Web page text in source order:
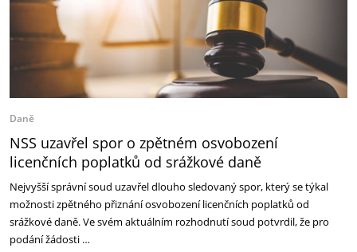
Daně
NSS uzavřel spor o zpětném osvobození
licenčních poplatků od srážkové daně
Nejvyšší správní soud uzavřel dlouho sledovaný spor, který se týkal
možnosti zpětného přiznání osvobození licenčních poplatků od
srážkové daně. Ve svém aktuálním rozhodnutí soud potvrdil, že pro
podání žádosti …